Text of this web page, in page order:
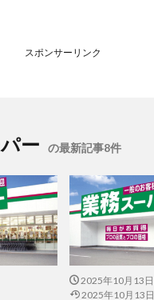
スポンサーリンク
ー の最新記事8件
2025年10月13日
2025年10月13日